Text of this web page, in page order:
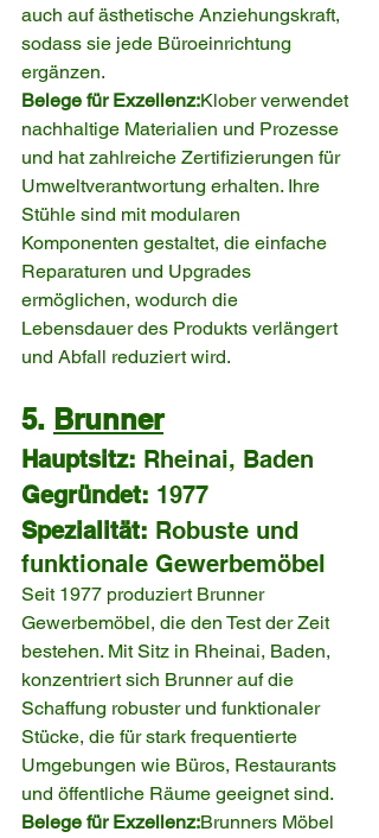
auch auf ästhetische Anziehungskraft,
sodass sie jede Büroeinrichtung
ergänzen.
Belege für Exzellenz:Klober verwendet
nachhaltige Materialien und Prozesse
und hat zahlreiche Zertifizierungen für
Umweltverantwortung erhalten. Ihre
Stühle sind mit modularen
Komponenten gestaltet, die einfache
Reparaturen und Upgrades
ermöglichen, wodurch die
Lebensdauer des Produkts verlängert
und Abfall reduziert wird.
5. Brunner
Hauptsitz: Rheinai, Baden
Gegründet: 1977
Spezialität: Robuste und
funktionale Gewerbemöbel
Seit 1977 produziert Brunner
Gewerbemöbel, die den Test der Zeit
bestehen. Mit Sitz in Rheinai, Baden,
konzentriert sich Brunner auf die
Schaffung robuster und funktionaler
Stücke, die für stark frequentierte
Umgebungen wie Büros, Restaurants
und öffentliche Räume geeignet sind.
Belege für Exzellenz:Brunners Möbel